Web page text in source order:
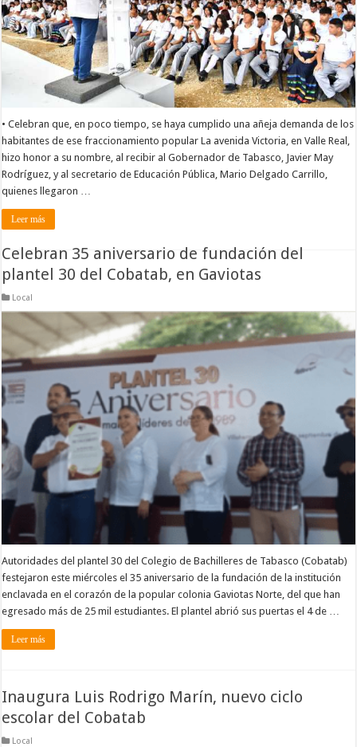
• Celebran que, en poco tiempo, se haya cumplido una añeja demanda de los
habitantes de ese fraccionamiento popular La avenida Victoria, en Valle Real,
hizo honor a su nombre, al recibir al Gobernador de Tabasco, Javier May
Rodríguez, y al secretario de Educación Pública, Mario Delgado Carrillo,
quienes llegaron …
Leer más
Celebran 35 aniversario de fundación del
plantel 30 del Cobatab, en Gaviotas
Local
Autoridades del plantel 30 del Colegio de Bachilleres de Tabasco (Cobatab)
festejaron este miércoles el 35 aniversario de la fundación de la institución
enclavada en el corazón de la popular colonia Gaviotas Norte, del que han
egresado más de 25 mil estudiantes. El plantel abrió sus puertas el 4 de …
Leer más
Inaugura Luis Rodrigo Marín, nuevo ciclo
escolar del Cobatab
Local